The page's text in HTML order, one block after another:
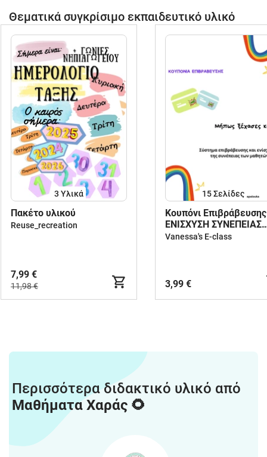
Θεματικά συγκρίσιμο εκπαιδευτικό υλικό
3 Υλικά
Πακέτο υλικού
Reuse_recreation
7,99 €
11,98 €
15Σελίδες
Κουπόνι
ΕΝΙΣΧΥΣΗ ΣΥΝΕΠΕΙΑΣ
ΜΑΘΗΤΩΝ
Vanessa's E-class
3,99 €
Περισσότερα διδακτικό υλικό από
Μαθήματα Χαράς 🌻